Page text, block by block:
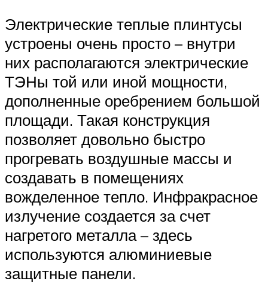
Электрические теплые плинтусы
устроены очень просто – внутри
них располагаются электрические
ТЭНы той или иной мощности,
дополненные оребрением большой
площади. Такая конструкция
позволяет довольно быстро
прогревать воздушные массы и
создавать в помещениях
вожделенное тепло. Инфракрасное
излучение создается за счет
нагретого металла – здесь
используются алюминиевые
защитные панели.